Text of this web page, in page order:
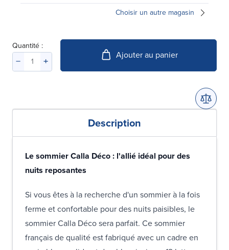
Choisir un autre magasin
Quantité :
Ajouter au panier
Description
Le sommier Calla Déco : l'allié idéal pour des
nuits reposantes
Si vous êtes à la recherche d'un sommier à la fois
ferme et confortable pour des nuits paisibles, le
sommier Calla Déco sera parfait. Ce sommier
français de qualité est fabriqué avec un cadre en